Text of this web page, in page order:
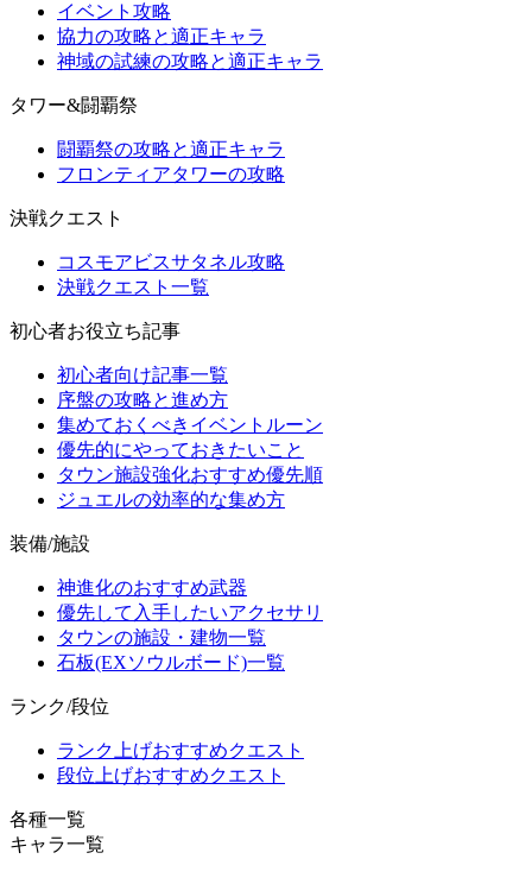
イベント攻略
協力の攻略と適正キャラ
神域の試練の攻略と適正キャラ
タワー&闘覇祭
闘覇祭の攻略と適正キャラ
フロンティアタワーの攻略
決戦クエスト
コスモアビスサタネル攻略
決戦クエスト一覧
初心者お役立ち記事
初心者向け記事一覧
序盤の攻略と進め方
集めておくべきイベントルーン
優先的にやっておきたいこと
タウン施設強化おすすめ優先順
ジュエルの効率的な集め方
装備/施設
神進化のおすすめ武器
優先して入手したいアクセサリ
タウンの施設・建物一覧
石板(EXソウルボード)一覧
ランク/段位
ランク上げおすすめクエスト
段位上げおすすめクエスト
各種一覧
キャラ一覧